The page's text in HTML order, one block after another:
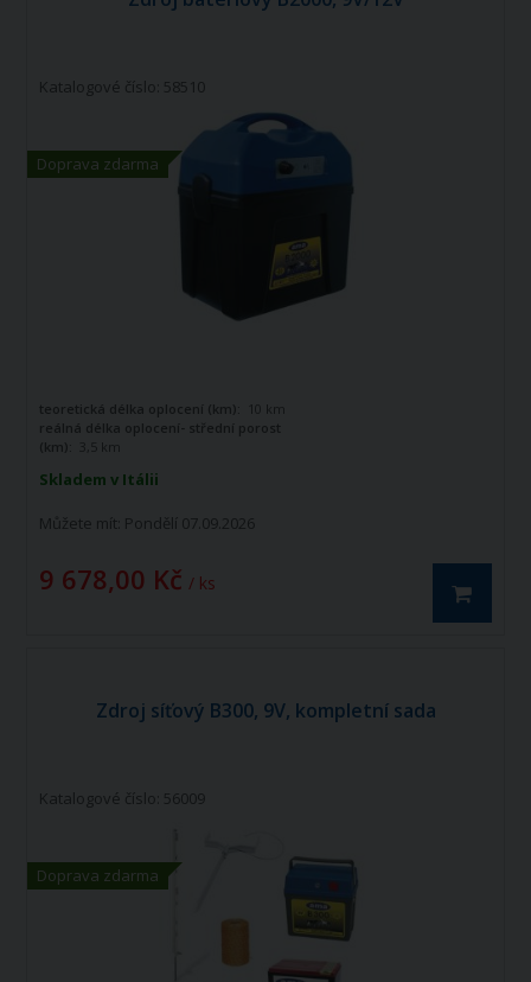
Doprava zdarma
Katalogové číslo: 58510
Skladem v Itálii
Můžete mít: Pondělí 07.09.2026
9 678,00 Kč / ks
teoretická délka oplocení (km):
10 km
reálná délka oplocení- střední porost
(km):
3,5 km
Zdroj síťový B300, 9V, kompletní sada
Doprava zdarma
Katalogové číslo: 56009